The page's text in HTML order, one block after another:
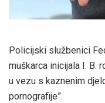
Policijski službenici
muškarca inicijala I. B.
u vezu s kaznenim
pornografije”.